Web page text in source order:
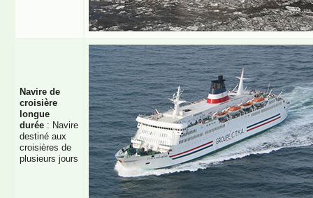
Navire de
croisière
longue
durée : Navire
destiné aux
croisières de
plusieurs jours